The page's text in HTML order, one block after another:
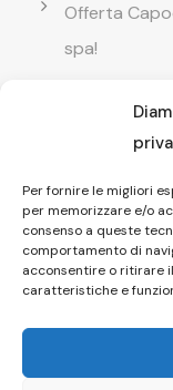
Per fornire le migliori
per memorizzare e/o
consenso a queste
comportamento di
acconsentire o ritirare
caratteristiche e
Offerta
spa!
Offerta
Entrata
di coppia